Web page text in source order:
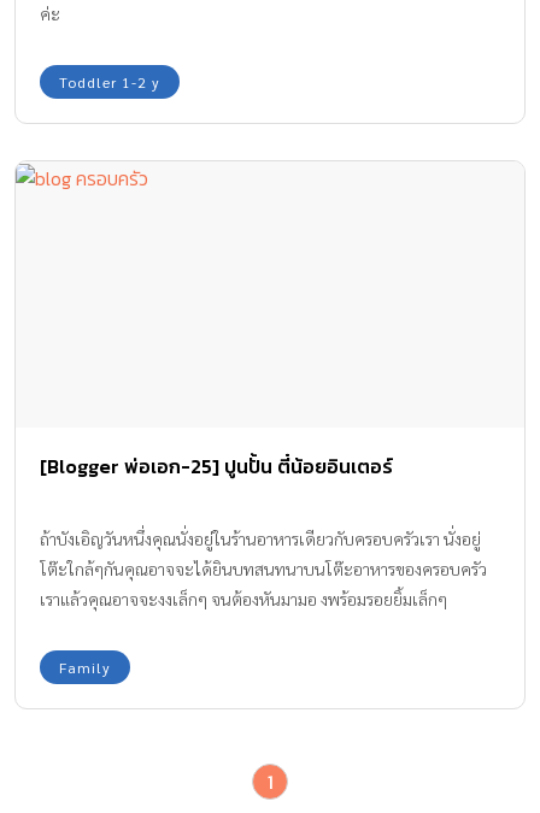
ค่ะ
Toddler 1-2 y
[Blogger พ่อเอก-25] ปูนปั้น ตี๋น้อยอินเตอร์
ถ้าบังเอิญวันหนึ่งคุณนั่งอยู่ในร้านอาหารเดียวกับครอบครัวเรา นั่งอยู่
โต๊ะใกล้ๆกันคุณอาจจะได้ยินบทสนทนาบนโต๊ะอาหารของครอบครัว
เราแล้วคุณอาจจะงงเล็กๆ จนต้องหันมามอ งพร้อมรอยยิ้มเล็กๆ
Family
1